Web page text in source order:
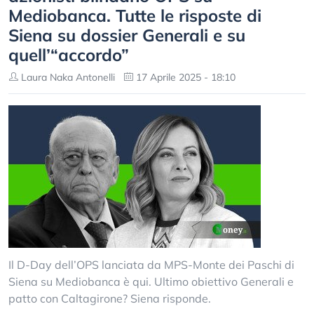
Mediobanca. Tutte le risposte di
Siena su dossier Generali e su
quell’“accordo”
Laura Naka Antonelli 17 Aprile 2025 - 18:10
Il D-Day dell’OPS lanciata da MPS-Monte dei Paschi di
Siena su Mediobanca è qui. Ultimo obiettivo Generali e
patto con Caltagirone? Siena risponde.